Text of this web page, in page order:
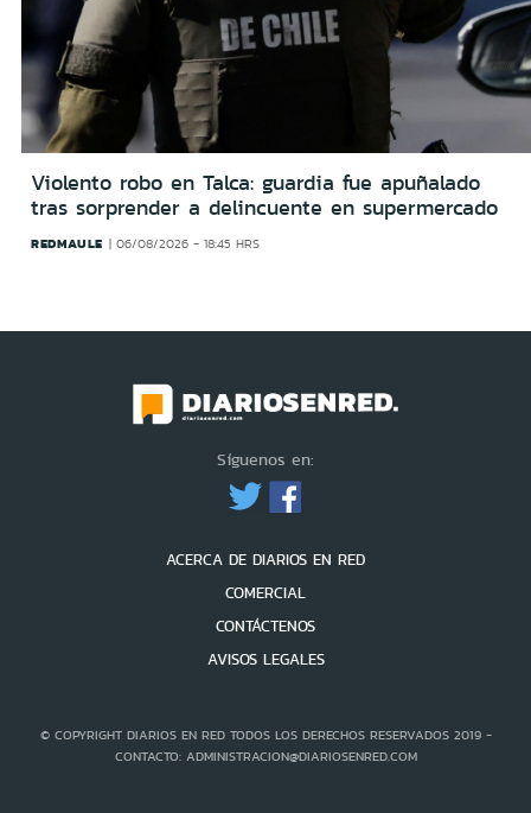
Violento robo en Talca: guardia fue apuñalado
tras sorprender a delincuente en supermercado
REDMAULE 06/08/2026 - 18:45 HRS
Síguenos en:
ACERCA DE DIARIOS EN RED
COMERCIAL
CONTÁCTENOS
AVISOS LEGALES
© COPYRIGHT DIARIOS EN RED TODOS LOS DERECHOS RESERVADOS 2019 -
CONTACTO: ADMINISTRACION@DIARIOSENRED.COM